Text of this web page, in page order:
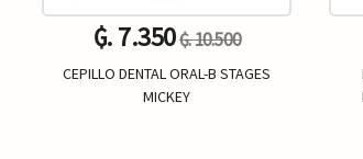
₲. 7.350₲. 10.500
CEPILLO DENTAL ORAL-B STAGES
MICKEY